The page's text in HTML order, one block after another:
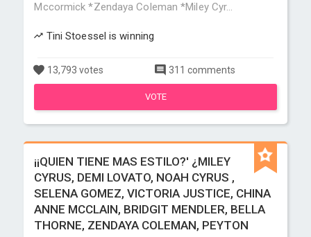
Mccormick *Zendaya Coleman *Miley Cyr...
Tini Stoessel is winning
13,793 votes 311 comments
VOTE
¡¡QUIEN TIENE MAS ESTILO?' ¿MILEY
CYRUS, DEMI LOVATO, NOAH CYRUS ,
SELENA GOMEZ, VICTORIA JUSTICE, CHINA
ANNE MCCLAIN, BRIDGIT MENDLER, BELLA
THORNE, ZENDAYA COLEMAN, PEYTON